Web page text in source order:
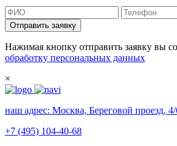
Отправить заявку
Нажимая кнопку отправить заявку вы
обработку персональных данных
×
наш адрес: Москва, Береговой проезд, 4/
+7 (495) 104-40-68